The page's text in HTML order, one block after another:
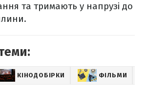
та тримають у напрузі до
КІНОДОБІРКИ ФІЛЬМИ